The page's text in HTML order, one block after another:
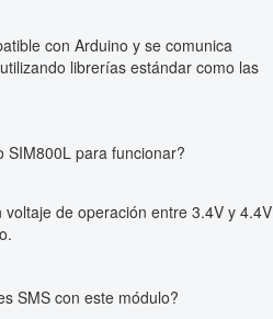
con Arduino y se comunica
librerías estándar como las
SIM800L para funcionar?
de operación entre 3.4V y 4.4V
SMS con este módulo?